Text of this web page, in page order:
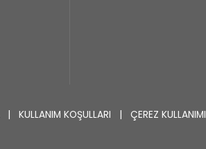
|KULLANIM KOŞULLARI |ÇEREZ KULLANIMI